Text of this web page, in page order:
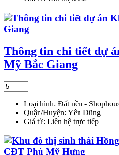
Thông tin chi tiết dự
Mỹ Bắc Giang
Loại hình: Đất nền -
Quận/Huyện: Yên Dũng
Giá từ: Liên hệ trực tiếp